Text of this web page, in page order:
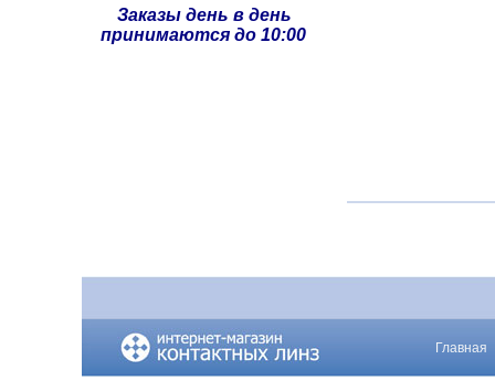
Заказы день в день
принимаются до 10:00
Главная